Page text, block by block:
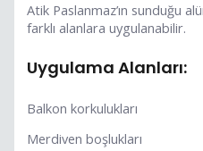
Atik Paslanmaz’ın sunduğu
farklı alanlara uygulanabilir.
Uygulama Alanları:
Balkon korkulukları
Merdiven boşlukları